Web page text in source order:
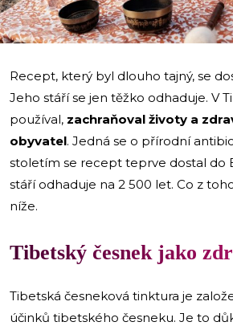
Recept, který byl dlouho tajný, se
Jeho stáří se jen těžko odhaduje. V
používal, zachraňoval životy a
obyvatel. Jedná se o přírodní
stoletím se recept teprve dostal do
stáří odhaduje na 2 500 let. Co z
níže.
Tibetský česnek jako
Tibetská česneková tinktura je
účinků tibetského česneku. Je to